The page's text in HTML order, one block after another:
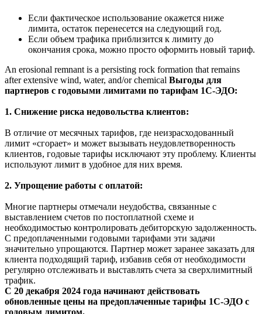
Если фактическое использование окажется ниже
лимита, остаток перенесется на следующий год.
Если объем трафика приблизится к лимиту до
окончания срока, можно просто оформить новый тариф.
An erosional remnant is a persisting rock formation that remains
after extensive wind, water, and/or chemical Выгоды для
партнеров с годовыми лимитами по тарифам 1С-ЭДО:
1. Снижение риска недовольства клиентов:
В отличие от месячных тарифов, где неизрасходованный
лимит «сгорает» и может вызывать неудовлетворенность
клиентов, годовые тарифы исключают эту проблему. Клиенты
используют лимит в удобное для них время.
2. Упрощение работы с оплатой:
Многие партнеры отмечали неудобства, связанные с
выставлением счетов по постоплатной схеме и
необходимостью контролировать дебиторскую задолженность.
С предоплаченными годовыми тарифами эти задачи
значительно упрощаются. Партнер может заранее заказать для
клиента подходящий тариф, избавив себя от необходимости
регулярно отслеживать и выставлять счета за сверхлимитный
трафик.
С 20 декабря 2024 года начинают действовать
обновленные цены на предоплаченные тарифы 1С-ЭДО с
годовым лимитом.